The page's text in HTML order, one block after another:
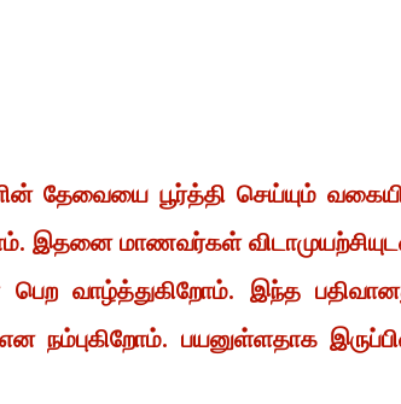
தேவையை பூர்த்தி செய்யும்
இதனை மாணவர்கள்
வாழ்த்துகிறோம். இந்த
நம்புகிறோம். பயனுள்ளதாக